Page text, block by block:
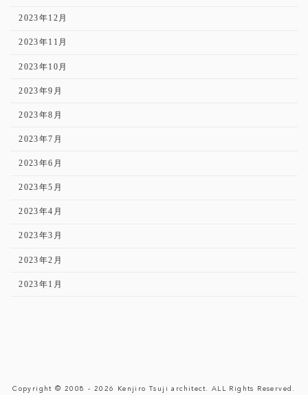
2023年12月
2023年11月
2023年10月
2023年9月
2023年8月
2023年7月
2023年6月
2023年5月
2023年4月
2023年3月
2023年2月
2023年1月
Copyright © 2008 - 2026 Kenjiro Tsuji architect. ALL Rights Reserved.